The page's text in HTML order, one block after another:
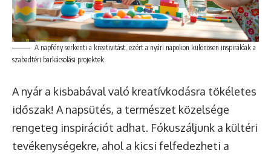
A napfény serkenti a kreativitást, ezért a nyári napokon különösen inspirálóak a
szabadtéri barkácsolási projektek.
A nyár a kisbabával való kreatívkodásra tökéletes
időszak! A napsütés, a természet közelsége
rengeteg inspirációt adhat. Fókuszáljunk a kültéri
tevékenységekre, ahol a kicsi felfedezheti a